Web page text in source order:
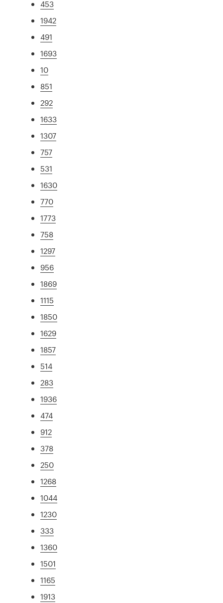
453
1942
491
1693
10
851
292
1633
1307
757
531
1630
770
1773
758
1297
956
1869
1115
1850
1629
1857
514
283
1936
474
912
378
250
1268
1044
1230
333
1360
1501
1165
1913